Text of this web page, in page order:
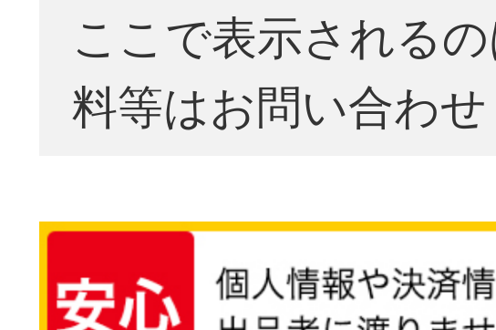
ここで表示される
料等はお問い合わ